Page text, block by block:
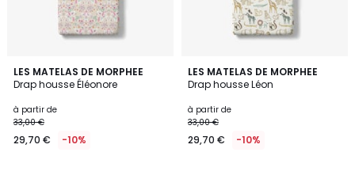
LES MATELAS DE MORPHEE
Drap housse Éléonore
à partir de
33,00 €
29,70 € -10%
LES MATELAS DE MORPHEE
Drap housse Léon
à partir de
33,00 €
29,70 € -10%